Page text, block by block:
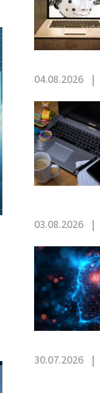
04.08.2026
03.08.2026
30.07.2026